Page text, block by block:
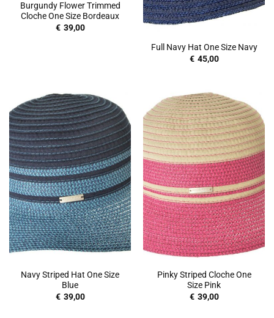
Burgundy Flower Trimmed
Cloche One Size Bordeaux
€ 39,00
Full Navy Hat One Size Navy
€ 45,00
Navy Striped Hat One Size
Blue
€ 39,00
Pinky Striped Cloche One
Size Pink
€ 39,00